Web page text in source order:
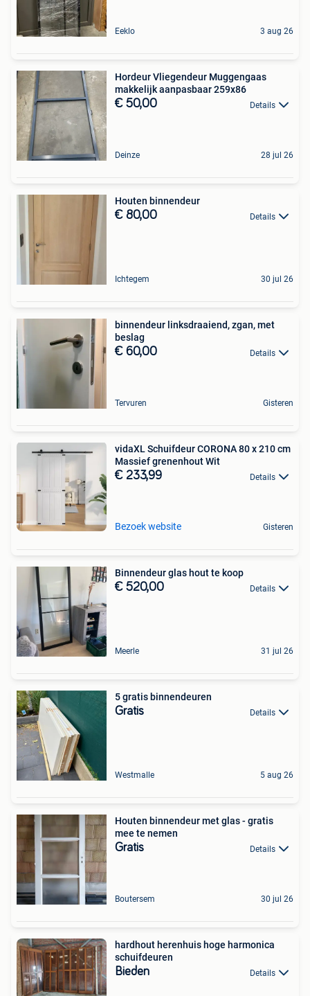
Eeklo 3 aug 26
Hordeur Vliegendeur Muggengaas
makkelijk aanpasbaar 259x86
€ 50,00 Details
Deinze 28 jul 26
Houten binnendeur
€ 80,00 Details
Ichtegem 30 jul 26
binnendeur linksdraaiend, zgan, met
beslag
€ 60,00 Details
Tervuren Gisteren
vidaXL Schuifdeur CORONA 80 x 210 cm
Massief grenenhout Wit
€ 233,99 Details
Bezoek website Gisteren
Binnendeur glas hout te koop
€ 520,00 Details
Meerle 31 jul 26
5 gratis binnendeuren
Gratis Details
Westmalle 5 aug 26
Houten binnendeur met glas - gratis
mee te nemen
Gratis Details
Boutersem 30 jul 26
hardhout herenhuis hoge harmonica
schuifdeuren
Bieden Details